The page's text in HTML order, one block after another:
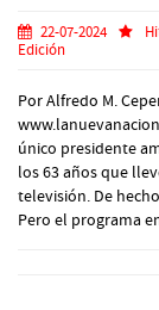
22-07-2024
Edición
Por Alfredo M.
único presidente
los 63 años que
televisión. De
Pero el programa